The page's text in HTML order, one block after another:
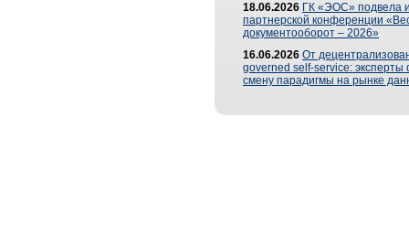
18.06.2026 ГК «ЭОС» подвела
партнерской конференции
документооборот – 2026»
16.06.2026 От
governed self-service: эксперты
смену парадигмы на рынке